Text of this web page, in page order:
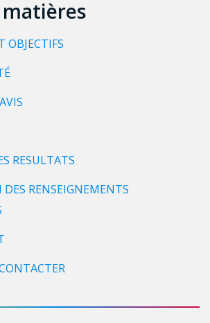
matières
OBJECTIFS
RESULTATS
RENSEIGNEMENTS